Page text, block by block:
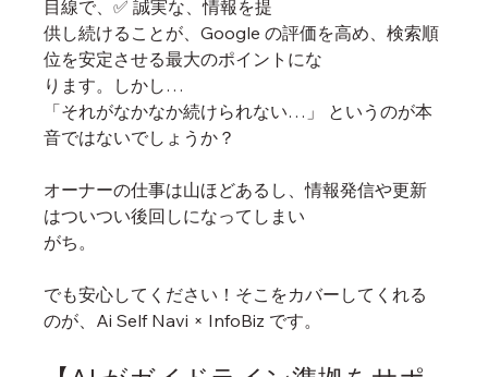
目線で、✅ 誠実な、情報を提
供し続けることが、Google の評価を高め、検索順
位を安定させる最大のポイントにな
ります。しかし…
「それがなかなか続けられない…」 というのが本
音ではないでしょうか？
オーナーの仕事は山ほどあるし、情報発信や更新
はついつい後回しになってしまい
がち。
でも安心してください！そこをカバーしてくれる
のが、Ai Self Navi × InfoBiz です。